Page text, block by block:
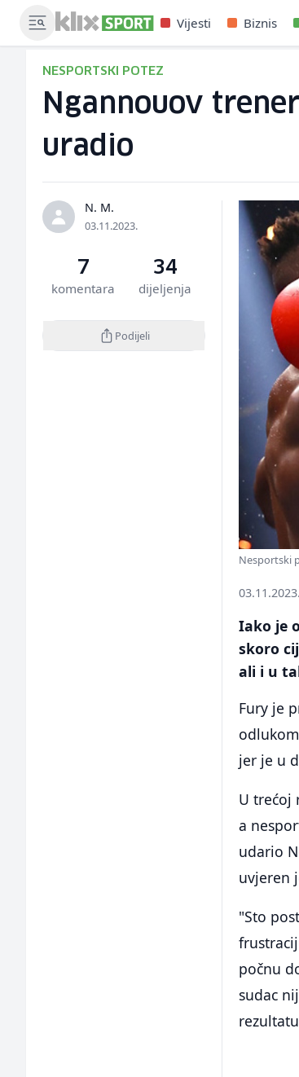
Vijesti Biznis
NESPORTSKI POTEZ
Ngannouov
uradio
N. M.
03.11.2023.
7
komentara
34
dijeljenja
Podijeli
Nesportski
03.11.2023.
Iako je
skoro
ali i u
Fury je
jer je u
U trećoj
a
udario
uvjeren
"Sto
počnu
sudac